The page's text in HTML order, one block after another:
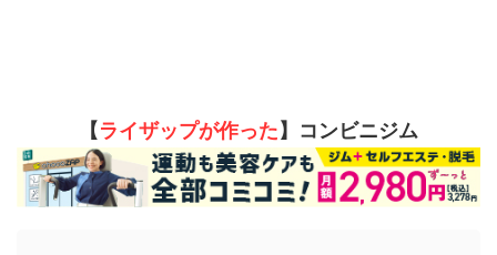
【ライザップが作った】コンビニジム